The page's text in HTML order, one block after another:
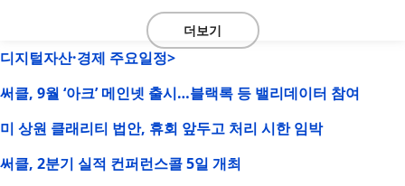
더보기
디지털자산·경제 주요일정>
써클, 9월 ‘아크’ 메인넷 출시…블랙록 등 밸리데이터 참여
미 상원 클래리티 법안, 휴회 앞두고 처리 시한 임박
써클, 2분기 실적 컨퍼런스콜 5일 개최